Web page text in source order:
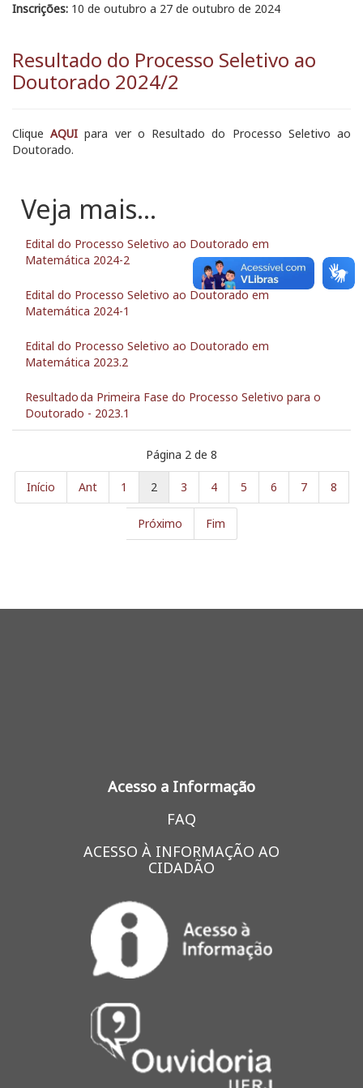
Inscrições: 10 de outubro a 27 de outubro de 2024
Resultado do Processo Seletivo ao
Doutorado 2024/2
CliqueAQUI para ver o Resultado do Processo Seletivo ao
Doutorado.
Edital do Processo Seletivo ao Doutorado em
Matemática 2024-2
Edital do Processo Seletivo ao Doutorado em
Matemática 2024-1
Edital do Processo Seletivo ao Doutorado em
Matemática 2023.2
Resultado da Primeira Fase do Processo Seletivo para o
Doutorado - 2023.1
Página 2 de 8
Início Ant 1 2 3 4 5 6 7 8
Próximo Fim
Acesso a Informação
FAQ
ACESSO À INFORMAÇÃO AO
CIDADÃO